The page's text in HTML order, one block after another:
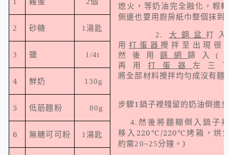
熄火，等奶油完全融化，輕
側邊也要用廚房紙巾整個抹到
2. 大鋼盆 打
用打蛋器攪拌至出現很
然後用 篩網篩入 (
再用打蛋器 左三
將全部材料攪拌均勻成沒有麵
步驟1鍋子裡殘留的奶油倒進
4. 然後將麵糊倒入鍋子
移入 220℃/220℃烤箱，烘
約需20~25分鐘。 )
1 雞蛋 2個
2 砂糖 1湯匙
3 鹽 1/4t
4 鮮奶 130g
5 低筋麵粉 80g
6 無糖可可粉 1湯匙